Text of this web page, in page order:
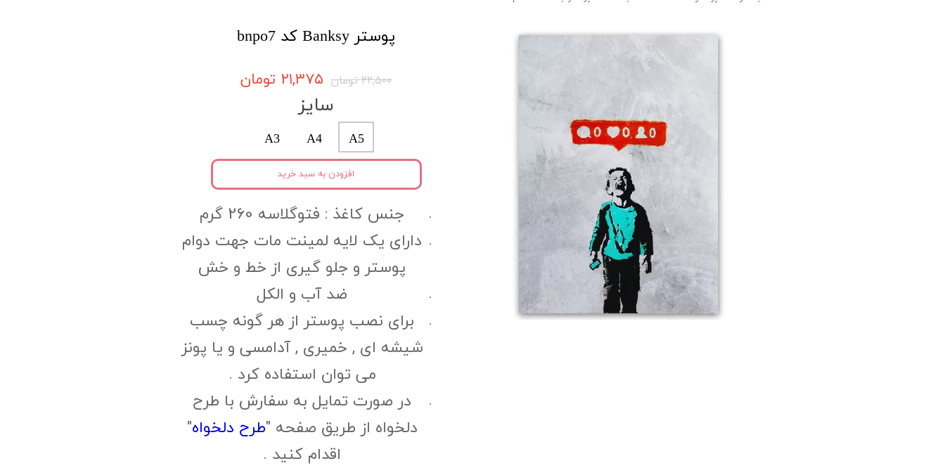
پوستر Banksy کد bnpo7
۲۲,۵۰۰ تومان ۲۱,۳۷۵ تومان
جنس کاغذ :‌ فتوگلاسه 260 گرم
دارای یک لایه لمینت مات جهت دوام
پوستر و جلو گیری از خط و خش
ضد آب و الکل
برای نصب پوستر از هر گونه چسب
شیشه ای , خمیری , آدامسی و یا پونز
می توان استفاده کرد .
در صورت تمایل به سفارش با طرح
دلخواه از طریق صفحه "طرح دلخواه"
اقدام کنید .
سایز
A5
A4
A3
افزودن به سبد خرید